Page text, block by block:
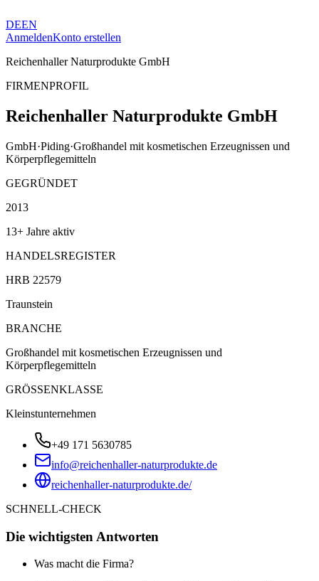
DEEN
AnmeldenKonto erstellen
Reichenhaller Naturprodukte GmbH
FIRMENPROFIL
Reichenhaller Naturprodukte GmbH
GmbH·Piding·Großhandel mit kosmetischen Erzeugnissen und
Körperpflegemitteln
GEGRÜNDET
2013
13+ Jahre aktiv
HANDELSREGISTER
HRB 22579
Traunstein
BRANCHE
Großhandel mit kosmetischen Erzeugnissen und
Körperpflegemitteln
GRÖSSENKLASSE
Kleinstunternehmen
+49 171 5630785
info@reichenhaller-naturprodukte.de
reichenhaller-naturprodukte.de/
SCHNELL-CHECK
Die wichtigsten Antworten
Was macht die Firma?